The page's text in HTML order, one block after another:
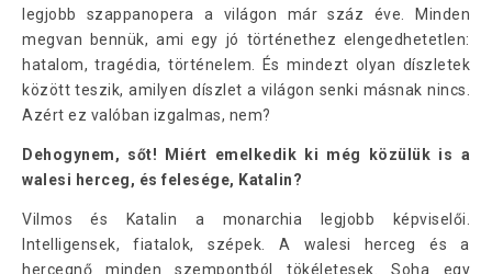
legjobb szappanopera a világon már száz éve. Minden
megvan bennük, ami egy jó történethez elengedhetetlen:
hatalom, tragédia, történelem. És mindezt olyan díszletek
között teszik, amilyen díszlet a világon senki másnak nincs.
Azért ez valóban izgalmas, nem?
Dehogynem, sőt! Miért emelkedik ki még közülük is a
walesi herceg, és felesége, Katalin?
Vilmos és Katalin a monarchia legjobb képviselői.
Intelligensek, fiatalok, szépek. A walesi herceg és a
hercegnő minden szempontból tökéletesek. Soha egy